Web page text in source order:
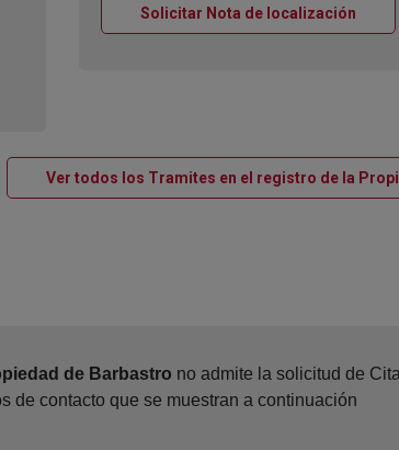
Solicitar Nota de localización
Ver todos los Tramites en el registro de la
de Barbastro no admite la solicitud de
de contacto que se muestran a continuación